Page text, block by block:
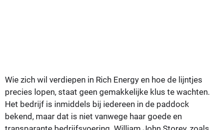
Wie zich wil verdiepen in Rich Energy en hoe de lijntjes
precies lopen, staat geen gemakkelijke klus te wachten.
Het bedrijf is inmiddels bij iedereen in de paddock
bekend, maar dat is niet vanwege haar goede en